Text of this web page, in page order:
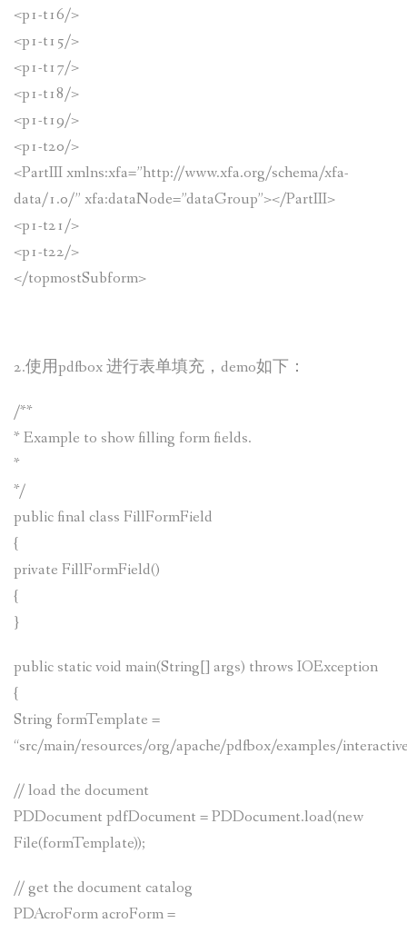
<p1-t16/>
<p1-t15/>
<p1-t17/>
<p1-t18/>
<p1-t19/>
<p1-t20/>
<PartIII xmlns:xfa=”http://www.xfa.org/schema/xfa-
data/1.0/” xfa:dataNode=”dataGroup”></PartIII>
<p1-t21/>
<p1-t22/>
</topmostSubform>
2.使用pdfbox 进行表单填充，demo如下：
/**
* Example to show filling form fields.
*
*/
public final class FillFormField
{
private FillFormField()
{
}
public static void main(String[] args) throws IOException
{
String formTemplate =
“src/main/resources/org/apache/pdfbox/examples/
// load the document
PDDocument pdfDocument = PDDocument.load(new
File(formTemplate));
// get the document catalog
PDAcroForm acroForm =